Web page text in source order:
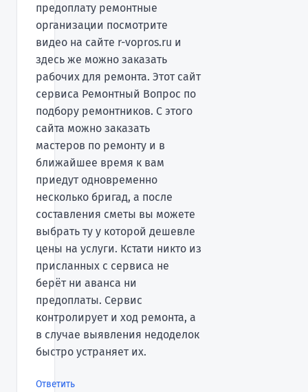
предоплату ремонтные
организации посмотрите
видео на сайте r-vopros.ru и
здесь же можно заказать
рабочих для ремонта. Этот сайт
сервиса Ремонтный Вопрос по
подбору ремонтников. С этого
сайта можно заказать
мастеров по ремонту и в
ближайшее время к вам
приедут одновременно
несколько бригад, а после
составления сметы вы можете
выбрать ту у которой дешевле
цены на услуги. Кстати никто из
присланных с сервиса не
берёт ни аванса ни
предоплаты. Сервис
контролирует и ход ремонта, а
в случае выявления недоделок
быстро устраняет их.
Ответить